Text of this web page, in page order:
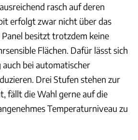
rasch auf deren
erfolgt zwar nicht über das
besitzt trotzdem keine
Flächen. Dafür lässt sich
auch bei automatischer
Drei Stufen stehen zur
fällt die Wahl gerne auf die
Temperaturniveau zu